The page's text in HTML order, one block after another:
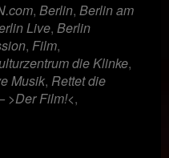
, Berlin, Berlin am
Live, Berlin
, Film,
die Klinke,
Musik, Rettet die
>Der Film!<,